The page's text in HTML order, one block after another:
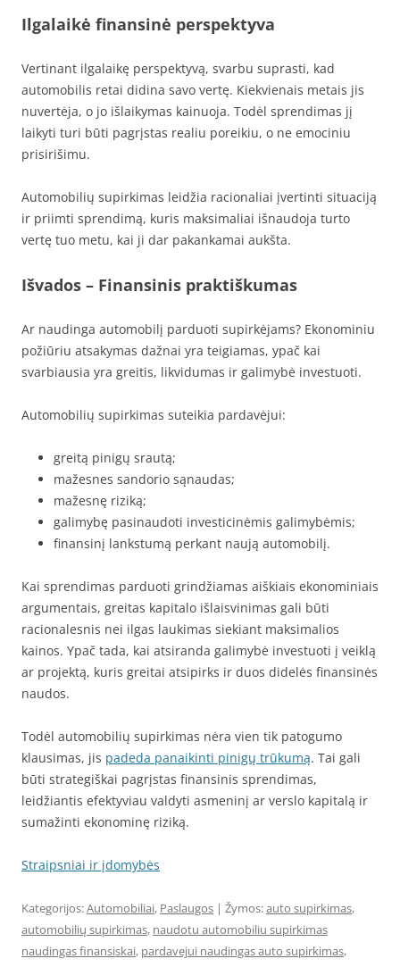
Ilgalaikė finansinė perspektyva
Vertinant ilgalaikę perspektyvą, svarbu suprasti, kad
automobilis retai didina savo vertę. Kiekvienais metais jis
nuvertėja, o jo išlaikymas kainuoja. Todėl sprendimas jį
laikyti turi būti pagrįstas realiu poreikiu, o ne emociniu
prisirišimu.
Automobilių supirkimas leidžia racionaliai įvertinti situaciją
ir priimti sprendimą, kuris maksimaliai išnaudoja turto
vertę tuo metu, kai ji dar pakankamai aukšta.
Išvados – Finansinis praktiškumas
Ar naudinga automobilį parduoti supirkėjams? Ekonominiu
požiūriu atsakymas dažnai yra teigiamas, ypač kai
svarbiausia yra greitis, likvidumas ir galimybė investuoti.
Automobilių supirkimas suteikia pardavėjui:
greitą pinigų srautą;
mažesnes sandorio sąnaudas;
mažesnę riziką;
galimybę pasinaudoti investicinėmis galimybėmis;
finansinį lankstumą perkant naują automobilį.
Kai sprendimas parduoti grindžiamas aiškiais ekonominiais
argumentais, greitas kapitalo išlaisvinimas gali būti
racionalesnis nei ilgas laukimas siekiant maksimalios
kainos. Ypač tada, kai atsiranda galimybė investuoti į veiklą
ar projektą, kuris greitai atsipirks ir duos didelės finansinės
naudos.
Todėl automobilių supirkimas nėra vien tik patogumo
klausimas, jis padeda panaikinti pinigų trūkumą. Tai gali
būti strategiškai pagrįstas finansinis sprendimas,
leidžiantis efektyviau valdyti asmeninį ar verslo kapitalą ir
sumažinti ekonominę riziką.
Straipsniai ir įdomybės
Kategorijos:Automobiliai, Paslaugos | Žymos:auto supirkimas,
automobilių supirkimas, naudotu automobiliu supirkimas
naudingas finansiskai, pardavejui naudingas auto supirkimas,